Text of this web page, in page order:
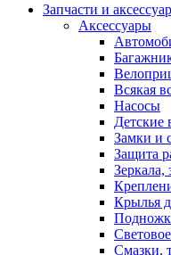
Запчасти и
Аксессуары
Всякая
Насосы
Детские
Замки и
Защита
Зеркала,
Крылья
Смазки,